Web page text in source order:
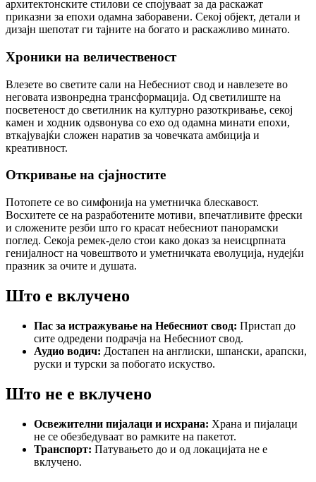
архитектонските стилови се спојуваат за да раскажат
приказни за епохи одамна заборавени. Секој објект, детали и
дизајн шепотат ги тајните на богато и раскажливо минато.
Хроники на величественост
Влезете во светите сали на Небесниот свод и навлезете во
неговата извонредна трансформација. Од светилиште на
посветеност до светилник на културно разоткривање, секој
камен и ходник одѕвонува со ехо од одамна минати епохи,
вткајувајќи сложен наратив за човечката амбиција и
креативност.
Откривање на сјајностите
Потопете се во симфонија на уметничка блескавост.
Восхитете се на разработените мотиви, впечатливите фрески
и сложените резби што го красат небесниот панорамски
поглед. Секоја ремек-дело стои како доказ за неисцрпната
генијалност на човештвото и уметничката еволуција, нудејќи
празник за очите и душата.
Што е вклучено
Пас за истражување на Небесниот свод: Пристап до
сите одредени подрачја на Небесниот свод.
Аудио водич: Достапен на англиски, шпански, арапски,
руски и турски за побогато искуство.
Што не е вклучено
Освежителни пијалаци и исхрана: Храна и пијалаци
не се обезбедуваат во рамките на пакетот.
Транспорт: Патувањето до и од локацијата не е
вклучено.